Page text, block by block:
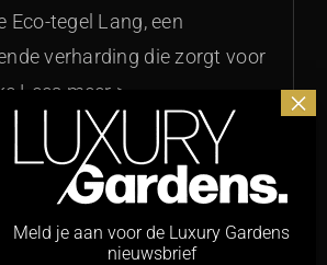
Eco-tegel Lang, een
verharding die zorgt voor
Lees meer >
Meld je aan voor de Luxury Gardens
nieuwsbrief